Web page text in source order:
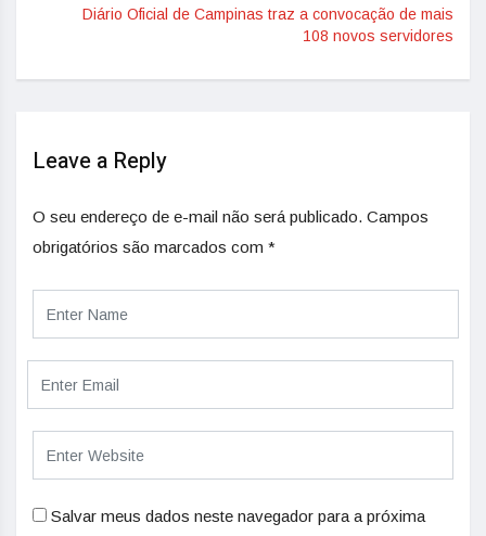
Diário Oficial de Campinas traz a convocação de mais
108 novos servidores
Leave a Reply
O seu endereço de e-mail não será publicado. Campos
obrigatórios são marcados com *
Salvar meus dados neste navegador para a próxima